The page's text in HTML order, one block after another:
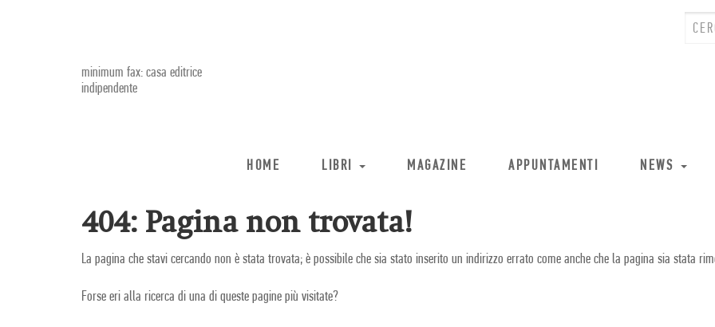
minimum fax: casa editrice
indipendente
HOME LIBRI MAGAZINE APPUNTAMENTI NEWS
404: Pagina non trovata!
La pagina che stavi cercando non è stata trovata; è possibile che sia stato inserito un indirizzo errato come anche che la pagina sia stata
Forse eri alla ricerca di una di queste pagine più visitate?